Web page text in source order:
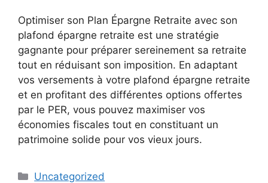
Optimiser son Plan Épargne Retraite avec son
plafond épargne retraite est une stratégie
gagnante pour préparer sereinement sa retraite
tout en réduisant son imposition. En adaptant
vos versements à votre plafond épargne retraite
et en profitant des différentes options offertes
par le PER, vous pouvez maximiser vos
économies fiscales tout en constituant un
patrimoine solide pour vos vieux jours.
Catégories
Uncategorized